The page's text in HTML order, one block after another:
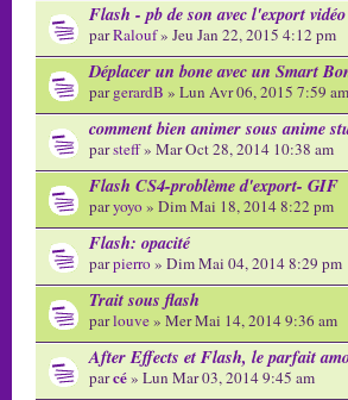
Flash - pb de son avec l'export
parRalouf» Jeu Jan 22, 2015 4:12 pm
Déplacer un bone avec un Smart
pargerardB » Lun Avr 06, 2015 7:59 am
comment bien animer sous anime
parsteff» Mar Oct 28, 2014 10:38 am
Flash CS4-problème d'export- GIF
paryoyo» Dim Mai 18, 2014 8:22 pm
Flash: opacité
parpierro» Dim Mai 04, 2014 8:29 pm
Trait sous flash
parlouve» Mer Mai 14, 2014 9:36 am
After Effects et Flash, le parfait
parcé» Lun Mar 03, 2014 9:45 am